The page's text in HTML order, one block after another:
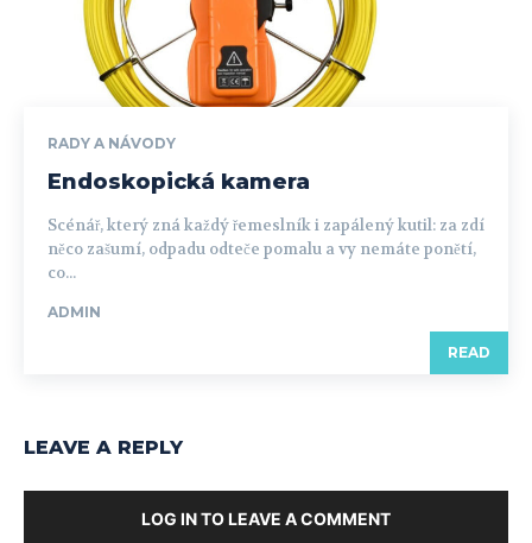
RADY A NÁVODY
Endoskopická kamera
Scénář, který zná každý řemeslník i zapálený kutil: za zdí
něco zašumí, odpadu odteče pomalu a vy nemáte ponětí,
co...
ADMIN
READ
LEAVE A REPLY
LOG IN TO LEAVE A COMMENT